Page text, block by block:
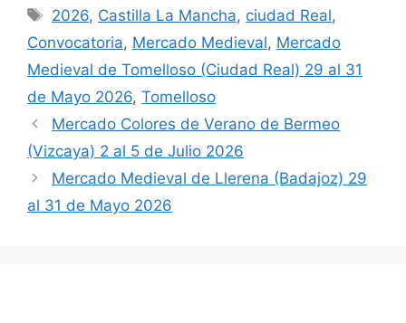
Etiquetas
2026, Castilla La Mancha, ciudad Real,
Convocatoria, Mercado Medieval, Mercado
Medieval de Tomelloso (Ciudad Real) 29 al 31
de Mayo 2026, Tomelloso
Mercado Colores de Verano de Bermeo
(Vizcaya) 2 al 5 de Julio 2026
Mercado Medieval de Llerena (Badajoz) 29
al 31 de Mayo 2026